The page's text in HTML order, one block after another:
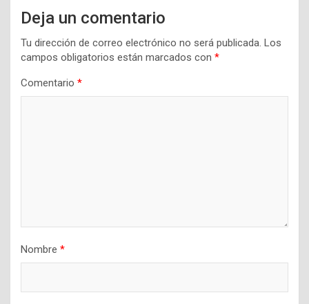
Deja un comentario
Tu dirección de correo electrónico no será publicada. Los
campos obligatorios están marcados con *
Comentario *
Nombre *